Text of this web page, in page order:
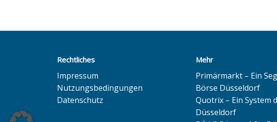
Rechtliches
Impressum
Nutzungsbedingungen
Datenschutz
Mehr
Primärmarkt – Ein
Börse Düsseldorf
Quotrix – Ein System
Düsseldorf